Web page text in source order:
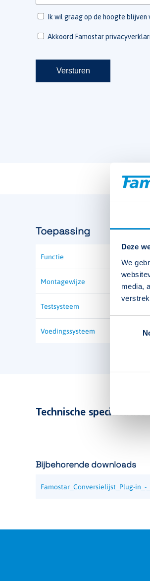
Deze
We
media,
Toepassing
Functie
Montagewijze
Testsysteem
Voedingssysteem
Technische specificaties
Artikelnummer 122905
Bijbehorende downloads
Famostar_Conversielijst_Plug-in_-